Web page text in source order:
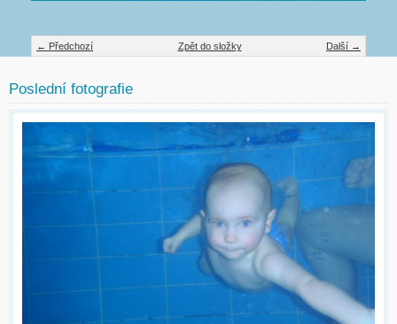
← Předchozí Další →
Zpět do složky
Poslední fotografie